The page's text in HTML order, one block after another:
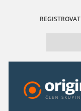
REGISTROVAT